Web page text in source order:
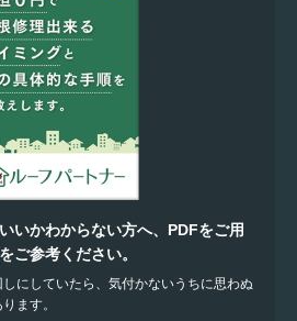
いかわからない方へ、PDFをご用
ご参考ください。
にしていたら、気付かないうちに思わぬ
ます。